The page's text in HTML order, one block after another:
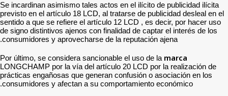
Se incardinan asimismo
previsto en el artículo 18
sentido a que se refiere el
de signo distintivos ajenos
consumidores y
Por último, se considera
LONGCHAMP por la vía
prácticas engañosas que
consumidores y afectan a